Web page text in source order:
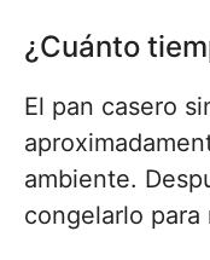
¿Cuánto
El pan casero
ambiente.
congelarlo para